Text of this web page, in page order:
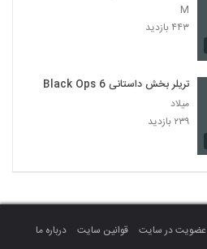
M
۴۴۳ بازدید
تریلر بخش داستانی Black Ops 6
میلاد
۲۳۹ بازدید
عضویت در سایت قوانین سایت
درباره ما